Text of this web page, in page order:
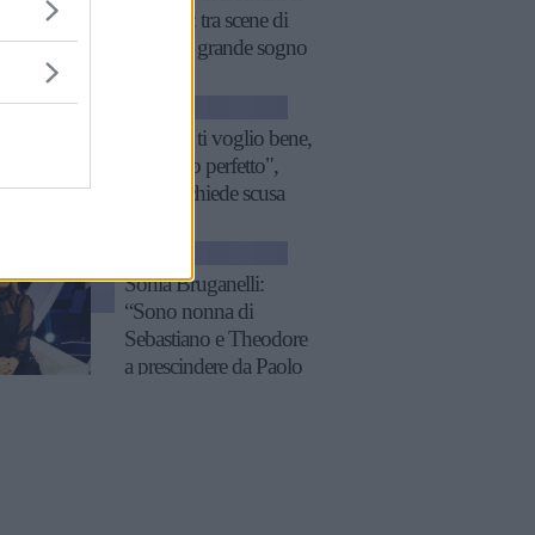
confessa: tra scene di
sesso e il grande sogno
"Ariston ti voglio bene,
non sono perfetto",
Blanco chiede scusa
Sonia Bruganelli:
“Sono nonna di
Sebastiano e Theodore
a prescindere da Paolo